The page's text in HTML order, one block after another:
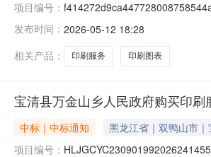
项目编号：
发布时间： 2026-05-12 18:28
相关产品：
印刷服务 印刷图表
宝清县万金山乡人民政府购买印刷
中标｜中标通知 黑龙江省｜双鸭山市
项目编号：